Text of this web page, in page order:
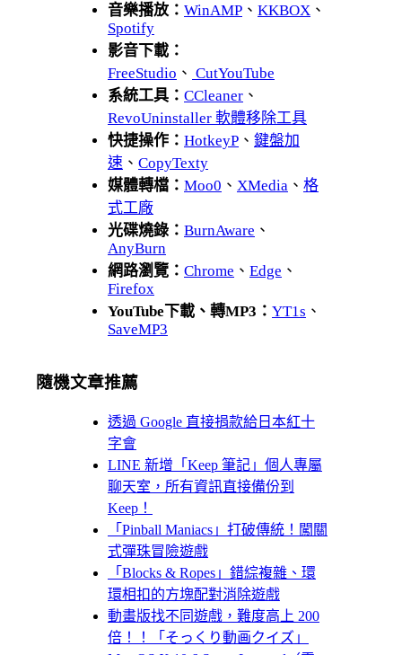
音樂播放： WinAMP 、 KKBOX 、
Spotify
影音下載：
FreeStudio 、 CutYouTube
系統工具： CCleaner 、
RevoUninstaller 軟體移除工具
快捷操作： HotkeyP 、 鍵盤加
速 、 CopyTexty
媒體轉檔： Moo0 、 XMedia 、 格
式工廠
光碟燒錄： BurnAware 、
AnyBurn
網路瀏覽： Chrome 、 Edge 、
Firefox
YouTube下載、轉MP3： YT1s 、
SaveMP3
隨機文章推薦
透過 Google 直接捐款給日本紅十
字會
LINE 新增「Keep 筆記」個人專屬
聊天室，所有資訊直接備份到
Keep！
「Pinball Maniacs」打破傳統！闖關
式彈珠冒險遊戲
「Blocks & Ropes」錯綜複雜、環
環相扣的方塊配對消除遊戲
動畫版找不同遊戲，難度高上 200
倍！！「そっくり動画クイズ」